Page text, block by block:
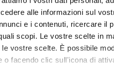
alle informazioni sul
e i contenuti, ricercare il
scopi. Le vostre scelte in
vostre scelte. È possibile
o facendo clic sull'icona di
2 - Risultati elettorali